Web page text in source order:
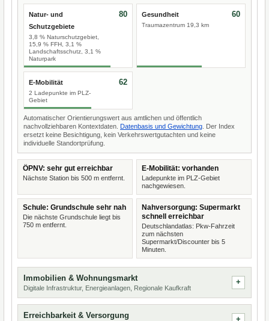
Natur- und
Schutzgebiete
3,8 % Naturschutzgebiet,
15,9 % FFH, 3,1 %
Landschaftsschutz, 3,1 %
Naturpark
80 Gesundheit
Traumazentrum 19,3 km
60
E-Mobilität
2 Ladepunkte im PLZ-
Gebiet
62
Automatischer Orientierungswert aus amtlichen und öffentlich
nachvollziehbaren Kontextdaten. Datenbasis und Gewichtung . Der Index
ersetzt keine Besichtigung, kein Verkehrswertgutachten und keine
individuelle Standortprüfung.
ÖPNV: sehr gut erreichbar
Nächste Station bis 500 m entfernt.
E-Mobilität: vorhanden
Ladepunkte im PLZ-Gebiet
nachgewiesen.
Schule: Grundschule sehr nah
Die nächste Grundschule liegt bis
750 m entfernt.
Nahversorgung: Supermarkt
schnell erreichbar
Deutschlandatlas: Pkw-Fahrzeit
zum nächsten
Supermarkt/Discounter bis 5
Minuten.
Immobilien & Wohnungsmarkt
Digitale Infrastruktur, Energieanlagen, Regionale Kaufkraft
Erreichbarkeit & Versorgung